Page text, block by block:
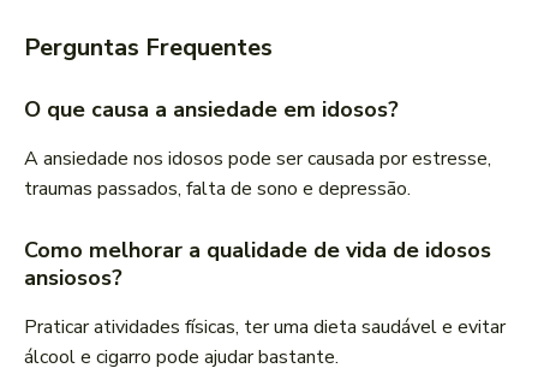
Perguntas Frequentes
O que causa a ansiedade em idosos?
A ansiedade nos idosos pode ser causada por estresse,
traumas passados, falta de sono e depressão.
Como melhorar a qualidade de vida de idosos
ansiosos?
Praticar atividades físicas, ter uma dieta saudável e evitar
álcool e cigarro pode ajudar bastante.